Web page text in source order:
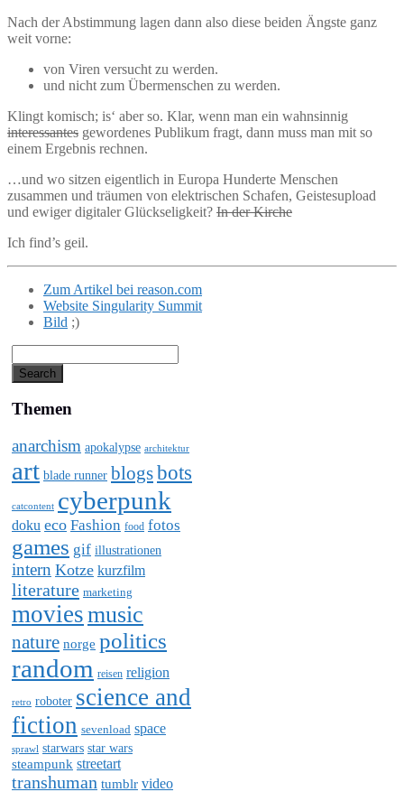
Nach der Abstimmung lagen dann also diese beiden Ängste ganz
weit vorne:
von Viren versucht zu werden.
und nicht zum Übermenschen zu werden.
Klingt komisch; is‘ aber so. Klar, wenn man ein wahnsinnig
interessantes gewordenes Publikum fragt, dann muss man mit so
einem Ergebnis rechnen.
…und wo sitzen eigentlich in Europa Hunderte Menschen
zusammen und träumen von elektrischen Schafen, Geistesupload
und ewiger digitaler Glückseligkeit? In der Kirche
Ich find’s geil.
Zum Artikel bei reason.com
Website Singularity Summit
Bild ;)
Themen
anarchism apokalypse architektur
art blade runner blogsbots
catcontent cyberpunk
doku eco Fashion food fotos
games gif illustrationen
intern Kotze kurzfilm
literature marketing
moviesmusic
nature norge politics
random reisen religion
retro roboter science and
fiction sevenload space
sprawl starwars star wars
steampunk streetart
transhuman tumblr video